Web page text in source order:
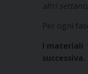
altri
Per ogni
I materiali
successiva.